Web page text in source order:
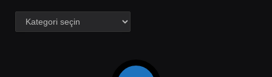
Kategoriler